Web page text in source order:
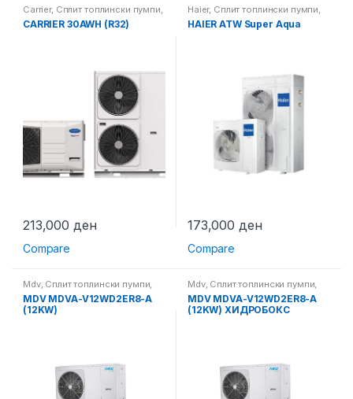
Carrier, Сплит топлински пумпи,
Топлински пумпи
CARRIER 30AWH (R32)
213,000 ден
Compare
Haier, Сплит топлински пумпи,
Топлински пумпи
HAIER ATW Super Aqua
173,000 ден
Compare
Mdv, Сплит топлински пумпи,
Топлински пумпи
MDV MDVA-V12WD2ER8-A
(12KW)
Mdv, Сплит топлински пумпи,
Топлински пумпи
MDV MDVA-V12WD2ER8-A
(12KW) ХИДРОБОКС